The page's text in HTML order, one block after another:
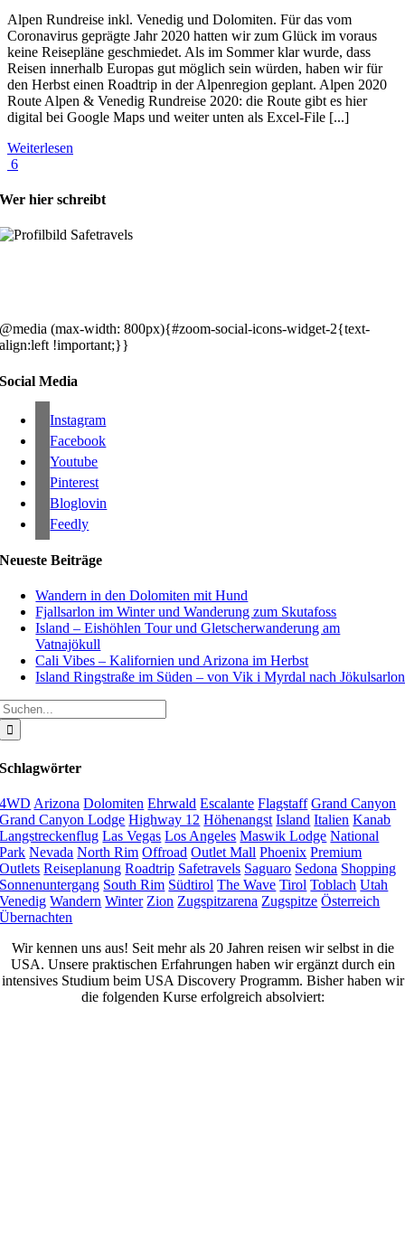
Alpen Rundreise inkl. Venedig und Dolomiten. Für das vom
Coronavirus geprägte Jahr 2020 hatten wir zum Glück im voraus
keine Reisepläne geschmiedet. Als im Sommer klar wurde, dass
Reisen innerhalb Europas gut möglich sein würden, haben wir für
den Herbst einen Roadtrip in der Alpenregion geplant. Alpen 2020
Route Alpen & Venedig Rundreise 2020: die Route gibt es hier
digital bei Google Maps und weiter unten als Excel-File [...]
Weiterlesen
6
Wer hier schreibt
@media (max-width: 800px){#zoom-social-icons-widget-2{text-
align:left !important;}}
Social Media
Instagram
Facebook
Youtube
Pinterest
Bloglovin
Feedly
Neueste Beiträge
Wandern in den Dolomiten mit Hund
Fjallsarlon im Winter und Wanderung zum Skutafoss
Island – Eishöhlen Tour und Gletscherwanderung am
Vatnajökull
Cali Vibes – Kalifornien und Arizona im Herbst
Island Ringstraße im Süden – von Vik i Myrdal nach Jökulsarlon
Schlagwörter
4WD Arizona Dolomiten Ehrwald Escalante Flagstaff Grand Canyon
Grand Canyon Lodge Highway 12 Höhenangst Island Italien Kanab
Langstreckenflug Las Vegas Los Angeles Maswik Lodge National
Park Nevada North Rim Offroad Outlet Mall Phoenix Premium
Outlets Reiseplanung Roadtrip Safetravels Saguaro Sedona Shopping
Sonnenuntergang South Rim Südtirol The Wave Tirol Toblach Utah
Venedig Wandern Winter Zion Zugspitzarena Zugspitze Österreich
Übernachten
Wir kennen uns aus! Seit mehr als 20 Jahren reisen wir selbst in die
USA. Unsere praktischen Erfahrungen haben wir ergänzt durch ein
intensives Studium beim USA Discovery Programm. Bisher haben wir
die folgenden Kurse erfolgreich absolviert: